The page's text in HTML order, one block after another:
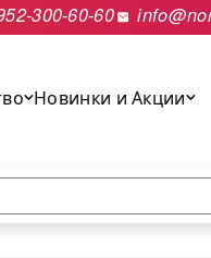
300-60-60
Новинки и Акции